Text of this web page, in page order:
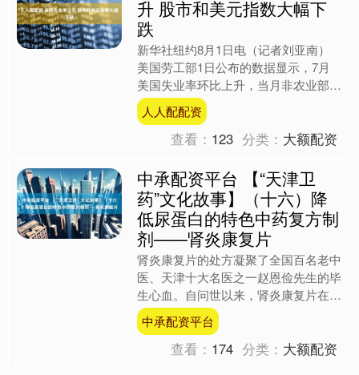
升 股市和美元指数大幅下
跌
新华社纽约8月1日电（记者刘亚南）
美国劳工部1日公布的数据显示，7月
美国失业率环比上升，当月非农业部门
新增就业岗位表现也逊于市场预期。受
此影响，当日美国股市和美....
人人配配资
查看： 123 分类： 大额配资
中承配资平台 【“天津卫
药”文化故事】（十六）降
低尿蛋白的特色中药复方制
剂——肾炎康复片
肾炎康复片的处方凝聚了全国百名老中
医、天津十大名医之一赵恩俭先生的毕
生心血。自问世以来，肾炎康复片在慢
性肾小球肾炎的治疗中扮演着不可或缺
的关键角色，为降低尿蛋白....
中承配资平台
查看： 174 分类： 大额配资